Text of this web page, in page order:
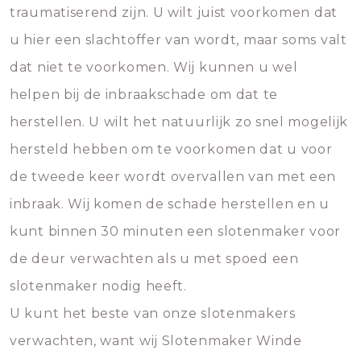
traumatiserend zijn. U wilt juist voorkomen dat
u hier een slachtoffer van wordt, maar soms valt
dat niet te voorkomen. Wij kunnen u wel
helpen bij de inbraakschade om dat te
herstellen. U wilt het natuurlijk zo snel mogelijk
hersteld hebben om te voorkomen dat u voor
de tweede keer wordt overvallen van met een
inbraak. Wij komen de schade herstellen en u
kunt binnen 30 minuten een slotenmaker voor
de deur verwachten als u met spoed een
slotenmaker nodig heeft.
U kunt het beste van onze slotenmakers
verwachten, want wij Slotenmaker Winde